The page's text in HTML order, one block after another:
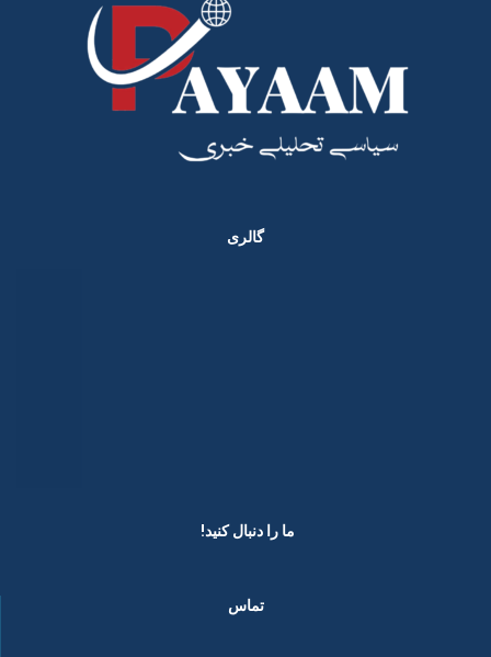
گالری
ما را دنبال کنید! ​
تماس